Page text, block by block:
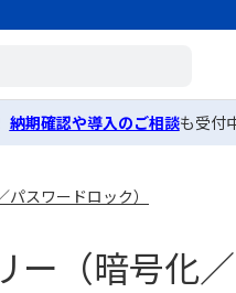
納期確認や導入のご相談も受付
スワードロック）
（暗号化